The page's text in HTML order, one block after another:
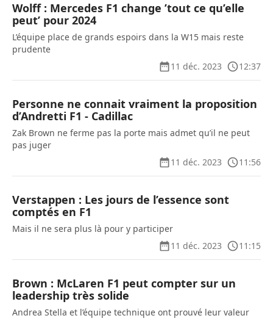
Wolff : Mercedes F1 change ’tout ce qu’elle
peut’ pour 2024
L’équipe place de grands espoirs dans la W15 mais reste
prudente
11 déc. 2023
12:37
Personne ne connait vraiment la proposition
d’Andretti F1 - Cadillac
Zak Brown ne ferme pas la porte mais admet qu’il ne peut
pas juger
11 déc. 2023
11:56
Verstappen : Les jours de l’essence sont
comptés en F1
Mais il ne sera plus là pour y participer
11 déc. 2023
11:15
Brown : McLaren F1 peut compter sur un
leadership très solide
Andrea Stella et l’équipe technique ont prouvé leur valeur